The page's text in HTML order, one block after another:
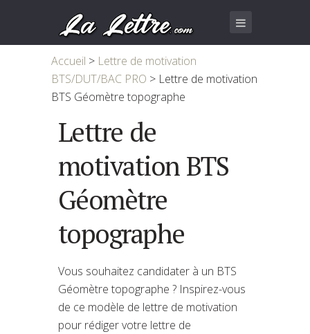
Accueil > Lettre de motivation
BTS/DUT/BAC PRO > Lettre de motivation
BTS Géomètre topographe
Lettre de
motivation BTS
Géomètre
topographe
Vous souhaitez candidater à un BTS
Géomètre topographe ? Inspirez-vous
de ce modèle de lettre de motivation
pour rédiger votre lettre de